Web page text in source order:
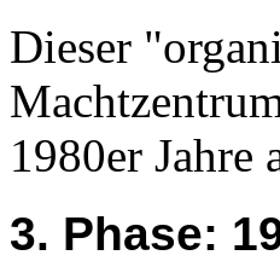
Dieser
1980er Jahre
3. Phase: